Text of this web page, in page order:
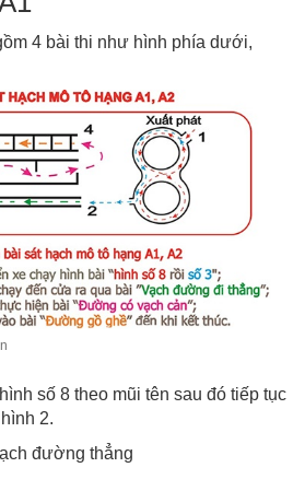
4 bài thi như hình phía dưới,
số 8 theo mũi tên sau đó tiếp tục
2.
đường thẳng